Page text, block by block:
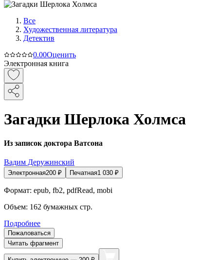
Все
Художественная литература
Детектив
0.00Оценить
Электронная книга
Загадки Шерлока Холмса
Из записок доктора Ватсона
Вадим Деружинский
Электронная200 ₽ Печатная1 030 ₽
Формат: epub, fb2, pdfRead, mobi
Объем: 162 бумажных стр.
Подробнее
Пожаловаться
Читать фрагмент